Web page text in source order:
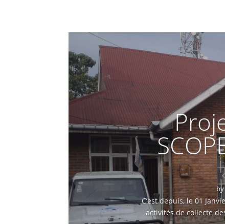
by
C’est depuis, le 01
activités de collecte